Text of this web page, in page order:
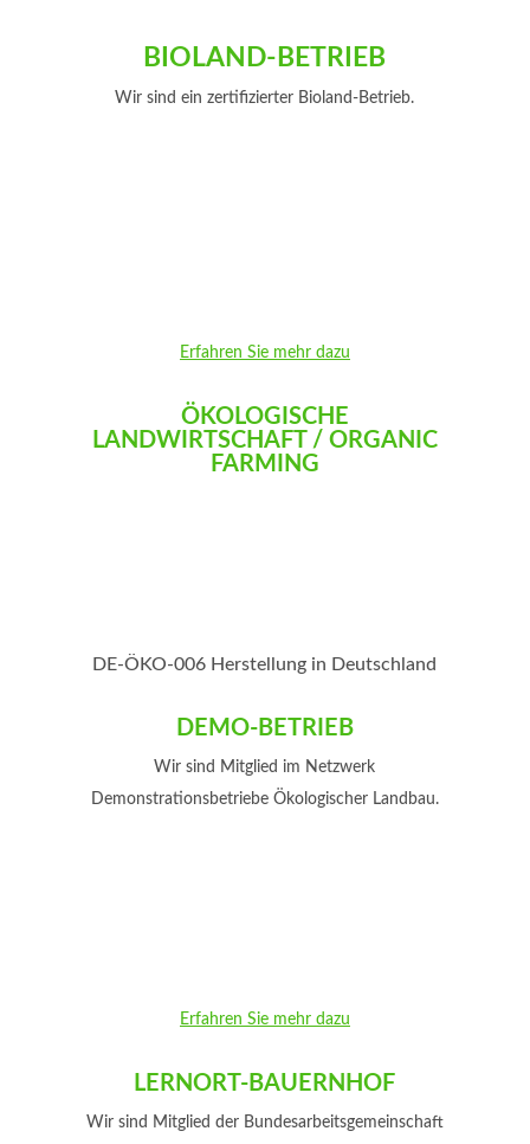
BIOLAND-BETRIEB
Wir sind ein zertifizierter Bioland-Betrieb.
Erfahren Sie mehr dazu
ÖKOLOGISCHE
LANDWIRTSCHAFT / ORGANIC
FARMING
DE-ÖKO-006 Herstellung in Deutschland
DEMO-BETRIEB
Wir sind Mitglied im Netzwerk
Demonstrationsbetriebe Ökologischer Landbau.
Erfahren Sie mehr dazu
LERNORT-BAUERNHOF
Wir sind Mitglied der Bundesarbeitsgemeinschaft